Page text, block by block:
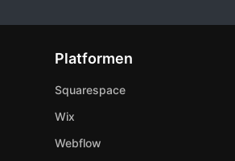
Platformen
Squarespace
Wix
Webflow